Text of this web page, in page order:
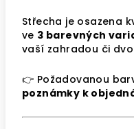
Střecha je osazena
ve 3 barevných
vaší zahradou či
👉 Požadovanou
poznámky k